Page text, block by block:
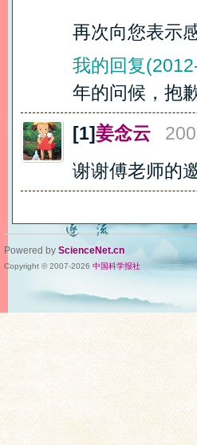
再次向您表示
我的回复
年的问候，抱
[1]姜念云
谢谢傅老师的
Powered by ScienceNet.cn
Copyright © 2007-2026 中国科学报社